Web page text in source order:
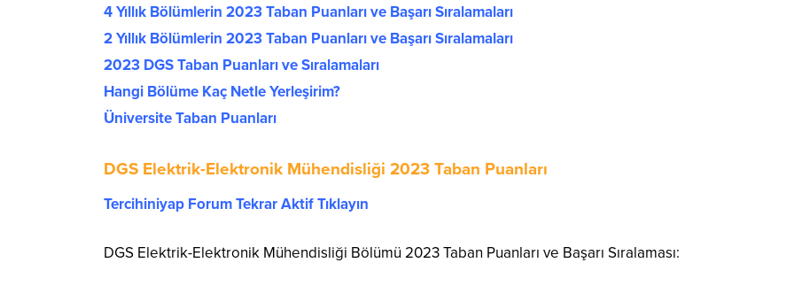
4 Yıllık Bölümlerin 2023 Taban Puanları ve Başarı Sıralamaları
2 Yıllık Bölümlerin 2023 Taban Puanları ve Başarı Sıralamaları
2023 DGS Taban Puanları ve Sıralamaları
Hangi Bölüme Kaç Netle Yerleşirim?
Üniversite Taban Puanları
DGS Elektrik-Elektronik Mühendisliği 2023 Taban Puanları
Tercihiniyap Forum Tekrar Aktif Tıklayın
DGS Elektrik-Elektronik Mühendisliği Bölümü 2023 Taban Puanları ve Başarı Sıralaması: